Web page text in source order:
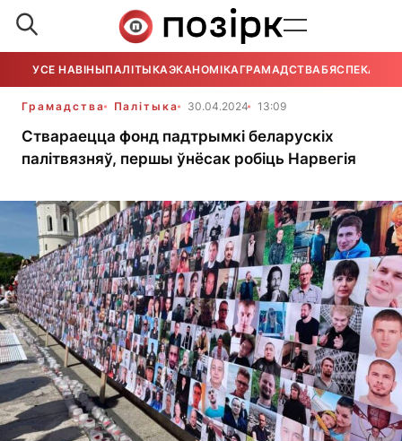
УСЕ НАВІНЫПАЛІТЫКАЭКАНОМІКАГРАМАДСТВАБЯСПЕКА
Грамадства Палітыка 30.04.2024 13:09
Ствараецца фонд падтрымкі беларускіх
палітвязняў, першы ўнёсак робіць Нарвегія